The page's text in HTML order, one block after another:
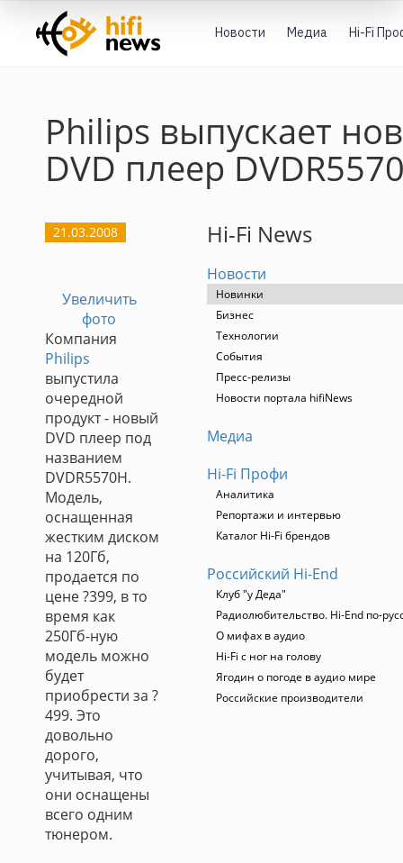
Новости Медиа Hi-Fi
Philips выпускает
DVD плеер
21.03.2008
Увеличить
фото
Компания
Philips
выпустила
очередной
продукт - новый
DVD плеер под
названием
DVDR5570H.
Модель,
оснащенная
жестким диском
на 120Гб,
продается по
цене ?399, в то
время как
250Гб-ную
модель можно
будет
приобрести за ?
499. Это
довольно
дорого,
учитывая, что
они оснащены
всего одним
тюнером.
Hi-Fi News
Новости
Новинки
Бизнес
Технологии
События
Пресс-релизы
Новости портала hifiNews
Медиа
Hi-Fi Профи
Аналитика
Репортажи и интервью
Каталог Hi-Fi брендов
Российский Hi-End
Клуб "у Деда"
Радиолюбительство. Hi-End по-
О мифах в аудио
Hi-Fi с ног на голову
Ягодин о погоде в аудио мире
Российские производители